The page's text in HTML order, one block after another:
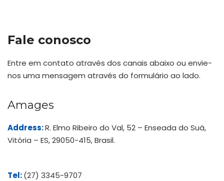
Fale conosco
Entre em contato através dos canais abaixo ou envie-
nos uma mensagem através do formulário ao lado.
Amages
Address:R. Elmo Ribeiro do Val, 52 – Enseada do Suá,
Vitória – ES, 29050-415, Brasil.
Tel:(27) 3345-9707